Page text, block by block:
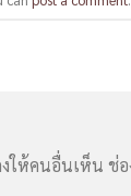
ให้คนอื่นเห็น ช่